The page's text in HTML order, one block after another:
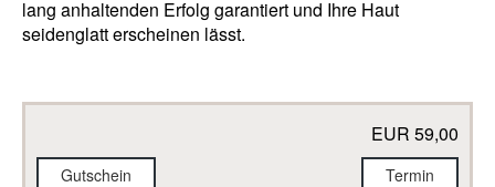
lang anhaltenden Erfolg garantiert und Ihre Haut
seidenglatt erscheinen lässt.
EUR 59,00
Gutschein Termin